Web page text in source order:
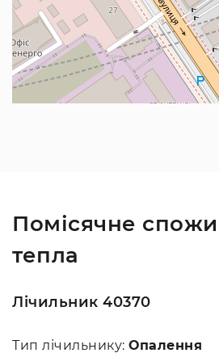
Помісячне
тепла
Лічильник 40370
Тип лічильнику: Опалення